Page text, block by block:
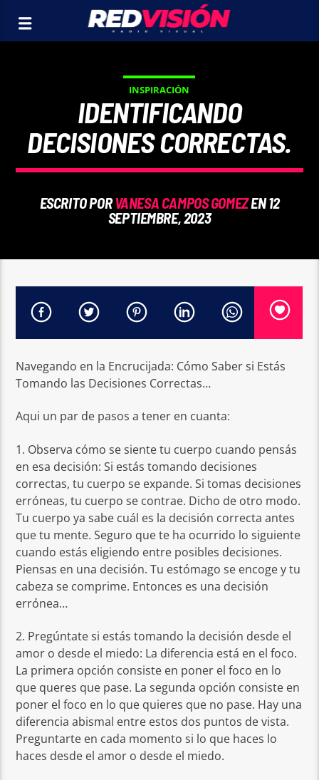
INSPIRACIÓN
IDENTIFICANDO
DECISIONES CORRECTAS.
ESCRITO PORVANESA CAMPOS GOMEZEN 12
SEPTIEMBRE, 2023
Navegando en la Encrucijada: Cómo Saber si Estás
Tomando las Decisiones Correctas…
Aqui un par de pasos a tener en cuanta:
1. Observa cómo se siente tu cuerpo cuando pensás
en esa decisión: Si estás tomando decisiones
correctas, tu cuerpo se expande. Si tomas decisiones
erróneas, tu cuerpo se contrae. Dicho de otro modo.
Tu cuerpo ya sabe cuál es la decisión correcta antes
que tu mente. Seguro que te ha ocurrido lo siguiente
cuando estás eligiendo entre posibles decisiones.
Piensas en una decisión. Tu estómago se encoge y tu
cabeza se comprime. Entonces es una decisión
errónea…
2. Pregúntate si estás tomando la decisión desde el
amor o desde el miedo: La diferencia está en el foco.
La primera opción consiste en poner el foco en lo
que queres que pase. La segunda opción consiste en
poner el foco en lo que quieres que no pase. Hay una
diferencia abismal entre estos dos puntos de vista.
Preguntarte en cada momento si lo que haces lo
haces desde el amor o desde el miedo.